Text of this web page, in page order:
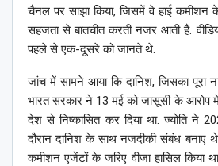
चैनल पर साझा किया, जिसमें वे हाई कमीशन
सहजता से बातचीत करती नजर आती हैं.
पहले से एक-दूसरे को जानते थे.
जांच में सामने आया कि दानिश, जिसका पूरा
भारत सरकार ने 13 मई को जासूसी के आरोप में
देश से निष्कासित कर दिया था. ज्योति ने
दौरान दानिश के साथ नजदीकी संबंध बनाए
कमीशन एजेंटों के जरिए वीजा हासिल किया